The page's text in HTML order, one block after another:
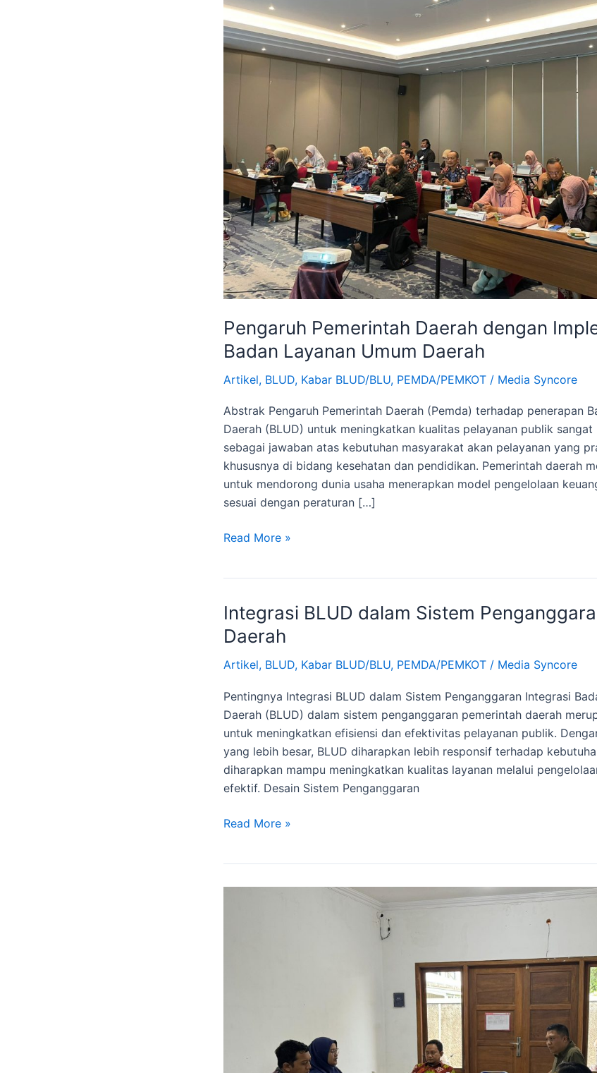
Pengaruh Pemerintah Daerah dengan
Badan Layanan Umum Daerah
Artikel, BLUD, Kabar BLUD/BLU, PEMDA/PEMKOT / Media Syncore
Abstrak Pengaruh Pemerintah Daerah (Pemda) terhadap penerapan
Daerah (BLUD) untuk meningkatkan kualitas pelayanan publik sangat
sebagai jawaban atas kebutuhan masyarakat akan pelayanan yang
khususnya di bidang kesehatan dan pendidikan. Pemerintah daerah
untuk mendorong dunia usaha menerapkan model pengelolaan
sesuai dengan peraturan […]
Implementasi
Badan
Layanan
Umum
Daerah
Read More »
Integrasi BLUD dalam Sistem
Daerah
Artikel, BLUD, Kabar BLUD/BLU, PEMDA/PEMKOT / Media Syncore
Pentingnya Integrasi BLUD dalam Sistem Penganggaran Integrasi
Daerah (BLUD) dalam sistem penganggaran pemerintah daerah
untuk meningkatkan efisiensi dan efektivitas pelayanan publik.
yang lebih besar, BLUD diharapkan lebih responsif terhadap
diharapkan mampu meningkatkan kualitas layanan melalui
efektif. Desain Sistem Penganggaran
Integrasi
BLUD
dalam
Sistem
Pemerintah
Daerah
Read More »